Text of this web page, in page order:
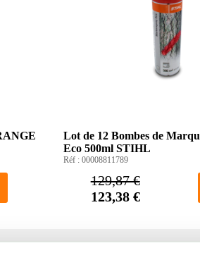
Lot de 12 Bombes de
Eco 500ml STIHL
Réf : 00008811789
129,87 €
123,38 €